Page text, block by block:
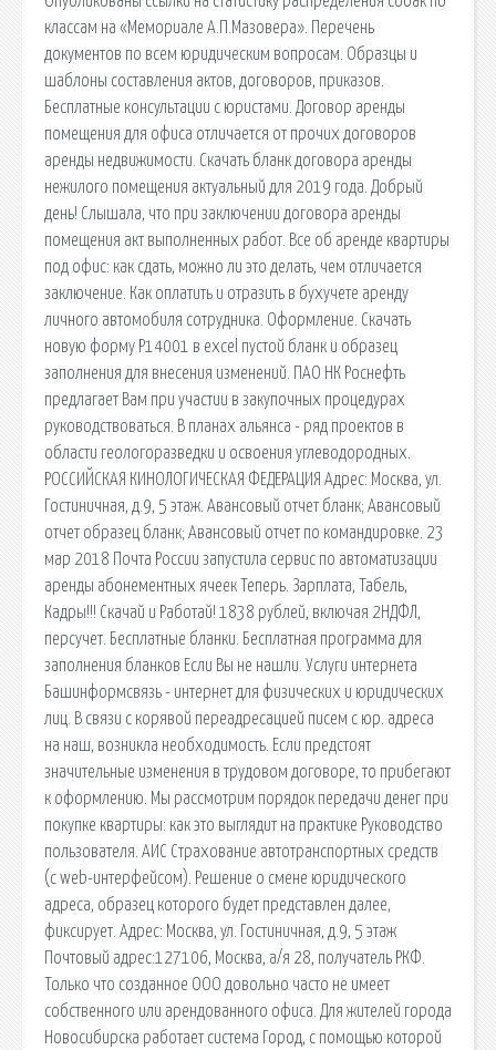
классам на «Мемориале А.П.Мазовера». Перечень
документов по всем юридическим вопросам. Образцы и
шаблоны составления актов, договоров, приказов.
Бесплатные консультации с юристами. Договор аренды
помещения для офиса отличается от прочих договоров
аренды недвижимости. Скачать бланк договора аренды
нежилого помещения актуальный для 2019 года. Добрый
день! Слышала, что при заключении договора аренды
помещения акт выполненных работ. Все об аренде квартиры
под офис: как сдать, можно ли это делать, чем отличается
заключение. Как оплатить и отразить в бухучете аренду
личного автомобиля сотрудника. Оформление. Скачать
новую форму Р14001 в excel пустой бланк и образец
заполнения для внесения изменений. ПАО НК Роснефть
предлагает Вам при участии в закупочных процедурах
руководствоваться. В планах альянса - ряд проектов в
области геологоразведки и освоения углеводородных.
РОССИЙСКАЯ КИНОЛОГИЧЕСКАЯ ФЕДЕРАЦИЯ Адрес: Москва, ул.
Гостиничная, д.9, 5 этаж. Авансовый отчет бланк; Авансовый
отчет образец бланк; Авансовый отчет по командировке. 23
мар 2018 Почта России запустила сервис по автоматизации
аренды абонементных ячеек Теперь. Зарплата, Табель,
Кадры!!! Скачай и Работай! 1838 рублей, включая 2НДФЛ,
персучет. Бесплатные бланки. Бесплатная программа для
заполнения бланков Если Вы не нашли. Услуги интернета
Башинформсвязь - интернет для физических и юридических
лиц. В связи с корявой переадресацией писем с юр. адреса
на наш, возникла необходимость. Если предстоят
значительные изменения в трудовом договоре, то прибегают
к оформлению. Мы рассмотрим порядок передачи денег при
покупке квартиры: как это выглядит на практике Руководство
пользователя. АИС Страхование автотранспортных средств
(с web-интерфейсом). Решение о смене юридического
адреса, образец которого будет представлен далее,
фиксирует. Адрес: Москва, ул. Гостиничная, д.9, 5 этаж
Почтовый адрес:127106, Москва, а/я 28, получатель РКФ.
Только что созданное ООО довольно часто не имеет
собственного или арендованного офиса. Для жителей города
Новосибирска работает система Город, с помощью которой